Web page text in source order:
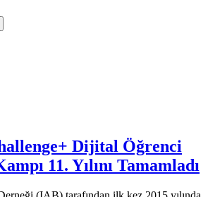
Dijital Öğrenci
11. Yılını Tamamladı